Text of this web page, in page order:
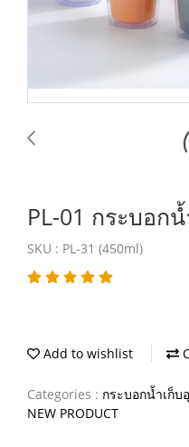
PL-01 กระบอก
SKU : PL-31 (450ml)
Add to wishlist
Categories : กระบอกน้ำเก็
NEW PRODUCT